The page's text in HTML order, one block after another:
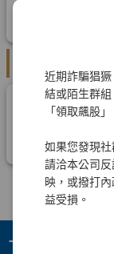
近期詐騙猖
結或陌生群
「領取飆股
如果您發現
請洽本公司
映，或撥打
益受損。
+